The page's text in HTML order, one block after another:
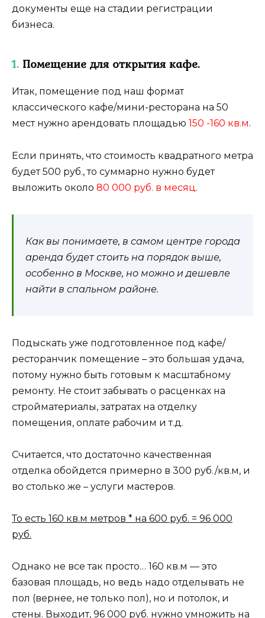
документы еще на стадии регистрации
бизнеса.
1. Помещение для открытия кафе.
Итак, помещение под наш формат
классического кафе/мини-ресторана на 50
мест нужно арендовать площадью 150 -160 кв.м.
Если принять, что стоимость квадратного метра
будет 500 руб., то суммарно нужно будет
выложить около 80 000 руб. в месяц .
Как вы понимаете, в самом центре города
аренда будет стоить на порядок выше,
особенно в Москве, но можно и дешевле
найти в спальном районе.
Подыскать уже подготовленное под кафе/
ресторанчик помещение – это большая удача,
потому нужно быть готовым к масштабному
ремонту. Не стоит забывать о расценках на
стройматериалы, затратах на отделку
помещения, оплате рабочим и т.д.
Считается, что достаточно качественная
отделка обойдется примерно в 300 руб./кв.м, и
во столько же – услуги мастеров.
То есть 160 кв.м метров * на 600 руб. = 96 000
руб.
Однако не все так просто… 160 кв.м — это
базовая площадь, но ведь надо отделывать не
пол (вернее, не только пол), но и потолок, и
стены. Выходит, 96 000 руб. нужно умножить на